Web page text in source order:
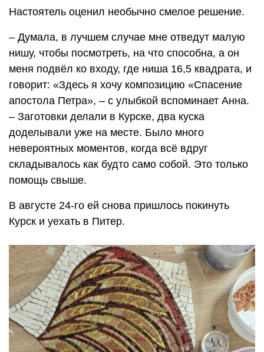
Настоятель оценил необычно смелое решение.
– Думала, в лучшем случае мне отведут малую
нишу, чтобы посмотреть, на что способна, а он
меня подвёл ко входу, где ниша 16,5 квадрата, и
говорит: «Здесь я хочу композицию «Спасение
апостола Петра», – с улыбкой вспоминает Анна.
– Заготовки делали в Курске, два куска
доделывали уже на месте. Было много
невероятных моментов, когда всё вдруг
складывалось как будто само собой. Это только
помощь свыше.
В августе 24-го ей снова пришлось покинуть
Курск и уехать в Питер.